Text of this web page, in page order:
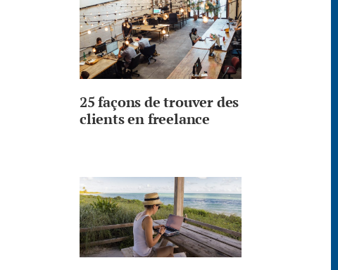
25 façons de trouver des
clients en freelance